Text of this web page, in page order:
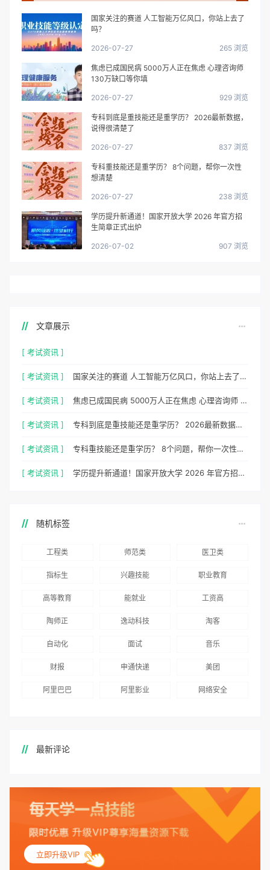
国家关注的赛道 人工智能万亿风口，你站上去了
吗？
2026-07-27 265 浏览
焦虑已成国民病 5000万人正在焦虑 心理咨询师
130万缺口等你填
2026-07-27 929 浏览
专科到底是重技能还是重学历？ 2026最新数据，
说得很清楚了
2026-07-27 837 浏览
专科重技能还是重学历？ 8个问题，帮你一次性
想清楚
2026-07-27 238 浏览
学历提升新通道！国家开放大学 2026 年官方招
生简章正式出炉
2026-07-02 907 浏览
文章展示
[ 考试资讯 ]
[ 考试资讯 ] 国家关注的赛道 人工智能万亿风口，你站上去了吗？
[ 考试资讯 ] 焦虑已成国民病 5000万人正在焦虑 心理咨询师 130万缺口等你填
[ 考试资讯 ] 专科到底是重技能还是重学历？ 2026最新数据，说得很清楚了
[ 考试资讯 ] 专科重技能还是重学历？ 8个问题，帮你一次性想清楚
[ 考试资讯 ] 学历提升新通道！国家开放大学 2026 年官方招生简章正式出炉
随机标签
工程类 师范类 医卫类
指标生 兴趣技能 职业教育
高等教育 能就业 工资高
陶师正 逸动科技 淘客
自动化 面试 音乐
财报 申通快递 美团
阿里巴巴 阿里影业 网络安全
最新评论
立即升级VIP